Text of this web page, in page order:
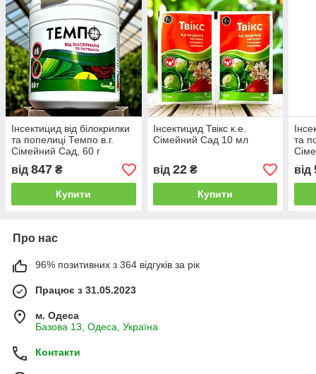
Інсектицид від білокрилки
та попелиці Темпо в.г.
Сімейний Сад, 60 г
від 847 ₴
Купити
Інсектицид Твікс к.е.
Сімейний Сад 10 мл
від 22₴
Купити
та
від
Про нас
96% позитивних з 364 відгуків за рік
Працює з 31.05.2023
м. Одеса
Базова 13, Одеса, Україна
Контакти